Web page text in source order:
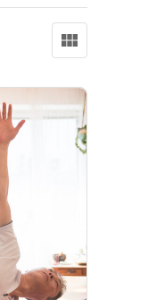
view_module